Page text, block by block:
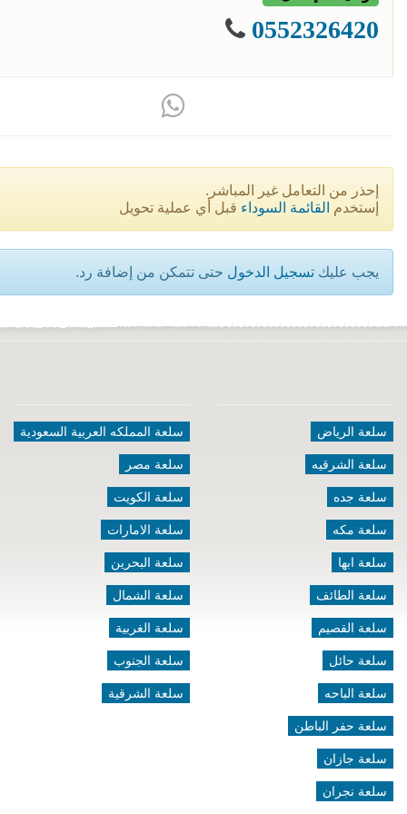
0552326420
إحذر من التعامل غير المباشر.
إستخدم القائمة السوداء قبل أي عملية تحويل
يجب عليك تسجيل الدخول حتى تتمكن من إضافة رد.
سلعة الرياض
سلعة الشرقيه
سلعة جده
سلعة مكه
سلعة ابها
سلعة الطائف
سلعة القصيم
سلعة حائل
سلعة الباحه
سلعة حفر الباطن
سلعة جازان
سلعة نجران
سلعة المملكه العربية السعودية
سلعة مصر
سلعة الكويت
سلعة الامارات
سلعة البحرين
سلعة الشمال
سلعة الغربية
سلعة الجنوب
سلعة الشرقية